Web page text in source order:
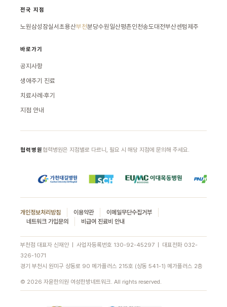
전국 지점
노원삼성잠실서초용산부천분당수원 일산평촌인천송도대전부산센텀 제주
바로가기
공지사항
생애주기 진료
치료사례·후기
지점 안내
협력병원협력병원은 지점별로 다르니, 필요 시 해당 지점에 문의해 주세요.
개인정보처리방침 이용약관
이메일무단수집거부
네트워크 가입문의
비급여 진료비 안내
부천점 대표자 신재안 | 사업자등록번호 130-92-45297 | 대표전화 032-
326-1071
경기 부천시 원미구 상동로 90 메가플러스 215호 (상동 541-1) 메가플러스 2층
© 2026 자윤한의원 여성한방네트워크. All rights reserved.